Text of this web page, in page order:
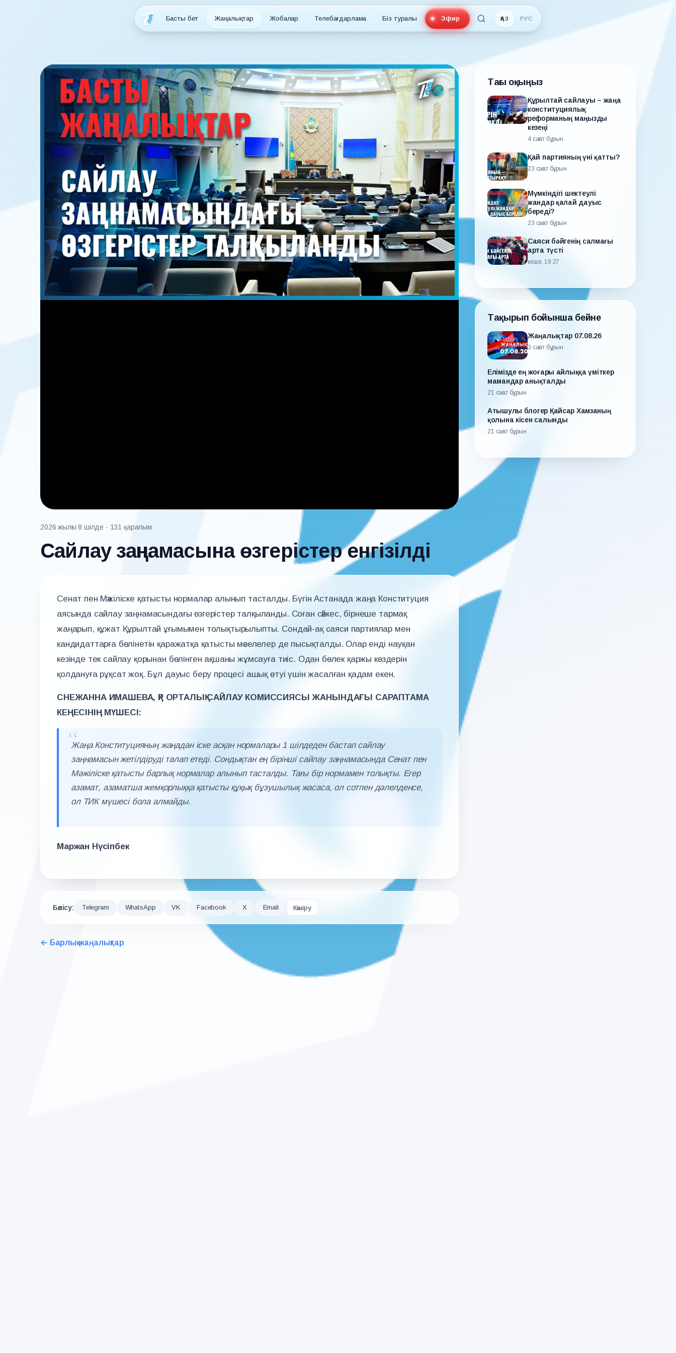
Басты бет Жаңалықтар Жобалар Телебағдарлама Біз туралы Эфир ҚАЗ РУС
2026 жылғы 8 шілде · 131 қаралым
Сайлау заңнамасына өзгерістер енгізілді
Сенат пен Мәжіліске қатысты нормалар алынып тасталды. Бүгін Астанада жаңа Конституция
аясында сайлау заңнамасындағы өзгерістер талқыланды. Соған сәйкес, бірнеше тармақ
жаңарып, құжат Құрылтай ұғымымен толықтырылыпты. Сондай-ақ саяси партиялар мен
кандидаттарға бөлінетін қаражатқа қатысты мәселелер де пысықталды. Олар енді науқан
кезінде тек сайлау қорынан бөлінген ақшаны жұмсауға тиіс. Одан бөлек қаржы көздерін
қолдануға рұқсат жоқ. Бұл дауыс беру процесі ашық өтуі үшін жасалған қадам екен.
СНЕЖАННА ИМАШЕВА, ҚР ОРТАЛЫҚ САЙЛАУ КОМИССИЯСЫ ЖАНЫНДАҒЫ САРАПТАМА
КЕҢЕСІНІҢ МҮШЕСІ:
Жаңа Конституцияның жаңадан іске асқан нормалары 1 шілдеден бастап сайлау
заңнамасын жетілдіруді талап етеді. Сондықтан ең бірінші сайлау заңнамасында Сенат пен
Мәжіліске қатысты барлық нормалар алынып тасталды. Тағы бір нормамен толықты. Егер
азамат, азаматша жемқорлыққа қатысты құқық бұзушылық жасаса, ол сотпен дәлелденсе,
ол ТИК мүшесі бола алмайды.
Маржан Нүсіпбек
Бөлісу: Telegram WhatsApp VK Facebook X Email Көшіру
← Барлық жаңалықтар
Тағы оқыңыз
Құрылтай сайлауы – жаңа
конституциялық
реформаның маңызды
кезеңі
4 сағат бұрын
Қай партияның үні қатты?
23 сағат бұрын
Мүмкіндігі шектеулі
жандар қалай дауыс
береді?
23 сағат бұрын
Саяси бәйгенің салмағы
арта түсті
кеше, 19:27
Тақырып бойынша бейне
Жаңалықтар 07.08.26
3 сағат бұрын
Елімізде ең жоғары айлыққа үміткер
мамандар анықталды
21 сағат бұрын
Атышулы блогер Қайсар Хамзаның
қолына кісен салынды
21 сағат бұрын